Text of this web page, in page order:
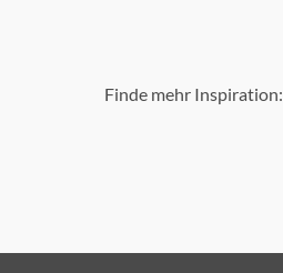
Finde mehr Inspiration: